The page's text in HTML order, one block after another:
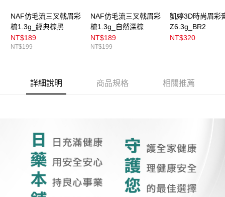
每筆NT$100，滿NT$399(含以上)免運費
NAF仿毛流三叉戟眉彩
梳1.3g_經典棕黑
NT$189
NT$199
NAF仿毛流三叉戟眉彩
梳1.3g_自然深棕
NT$189
NT$199
凱婷3D時尚眉彩
Z6.3g_BR2
NT$320
詳細說明 商品規格 相關推薦